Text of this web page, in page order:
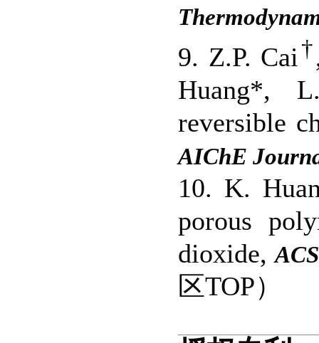
9. Z.P. Cai †
Huang*,
reversible
AIChE
10. K.
porous
dioxide,
区TOP）